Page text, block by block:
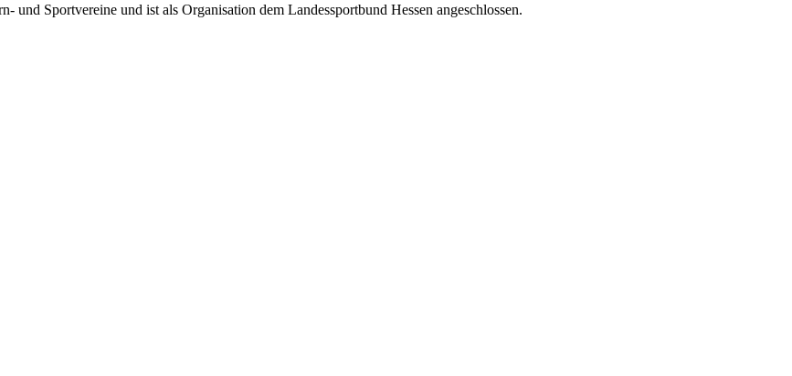
Sportvereine und ist als Organisation dem Landessportbund Hessen angeschlossen.